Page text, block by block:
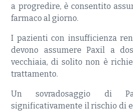
a progredire, è consentito
farmaco al giorno.
I pazienti con insufficienza
devono assumere Paxil a
vecchiaia, di solito non è
trattamento.
Un sovradosaggio di
significativamente il rischio di